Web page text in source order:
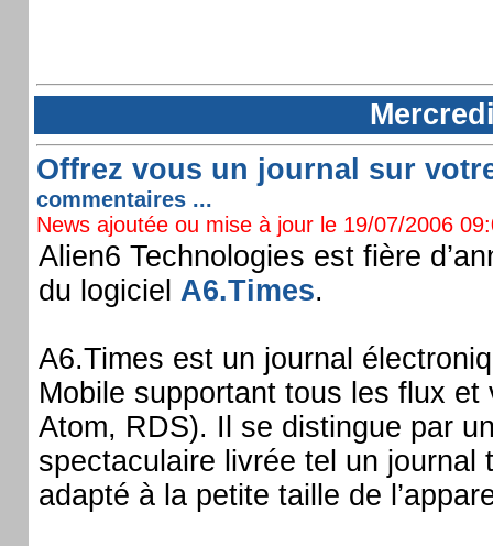
Offrez vous un journal sur
commentaires ...
News ajoutée ou mise à jour le 19/07/2006
Alien6 Technologies est fière
du logiciel A6.Times.
A6.Times est un journal
Mobile supportant tous les flux
Atom, RDS). Il se distingue par
spectaculaire livrée tel un
adapté à la petite taille de